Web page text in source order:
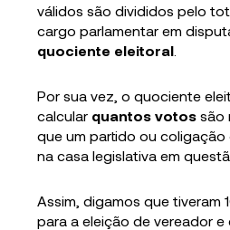
válidos são divididos pelo
cargo parlamentar em
quociente eleitoral
Por sua vez, o quociente
calcular quantos votos são
que um partido ou
na casa legislativa em
Assim, digamos que tiveram
para a eleição de vereador e